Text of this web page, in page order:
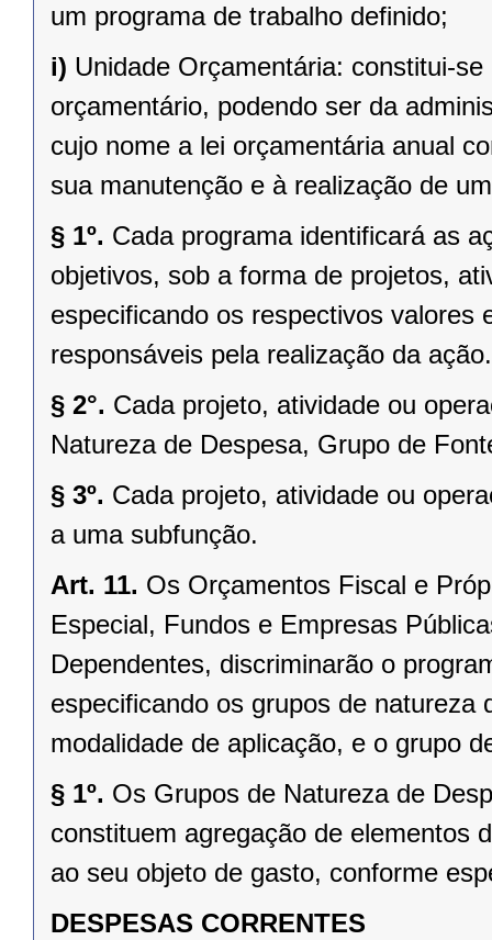
um programa de trabalho definido;
i) Unidade Orçamentária: constitui-
orçamentário, podendo ser da
cujo nome a lei orçamentária anual
sua manutenção e à realização de
§ 1º. Cada programa identificará as
objetivos, sob a forma de projetos,
especificando os respectivos valores
responsáveis pela realização da ação.
§ 2°. Cada projeto, atividade ou
Natureza de Despesa, Grupo de
§ 3º. Cada projeto, atividade ou
a uma subfunção.
Art. 11. Os Orçamentos Fiscal e
Especial, Fundos e Empresas
Dependentes, discriminarão o
especificando os grupos de
modalidade de aplicação, e o grupo
§ 1º. Os Grupos de Natureza de
constituem agregação de elementos
ao seu objeto de gasto, conforme
DESPESAS CORRENTES